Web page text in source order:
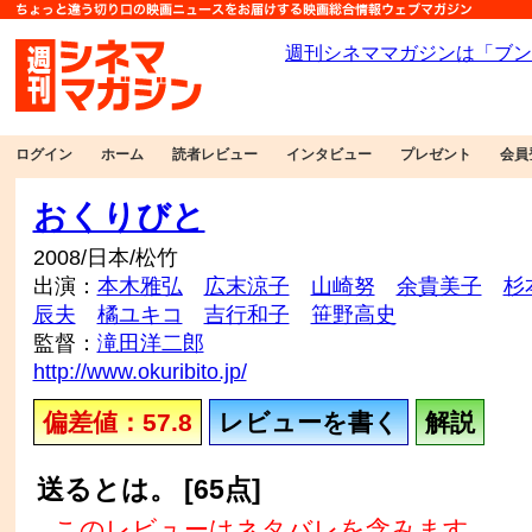
ログイン ホーム 読者レビュー インタビュー プレゼント 会員
おくりびと
2008/日本/松竹
出演： 本木雅弘 広末涼子 山崎努 余貴美子
杉
辰夫
橘ユキコ 吉行和子
笹野高史
監督： 滝田洋二郎
http://www.okuribito.jp/
偏差値：57.8 レビューを書く 解説
送るとは。 [65点]